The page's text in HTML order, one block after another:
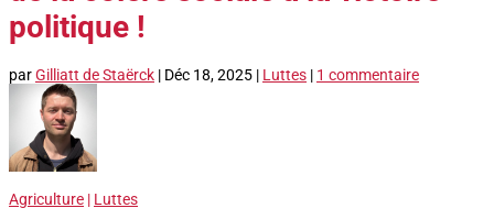
politique !
parGilliatt de Staërck | Déc 18, 2025 | Luttes | 1 commentaire
Agriculture | Luttes